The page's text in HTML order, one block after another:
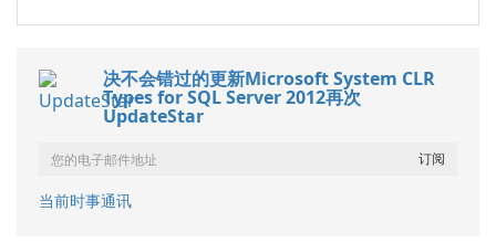
决不会错过的更新Microsoft System CLR
Types for SQL Server 2012再次
UpdateStar
当前时事通讯